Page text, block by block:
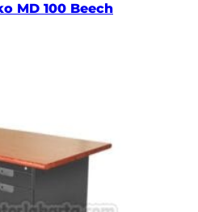
MD 100 Beech